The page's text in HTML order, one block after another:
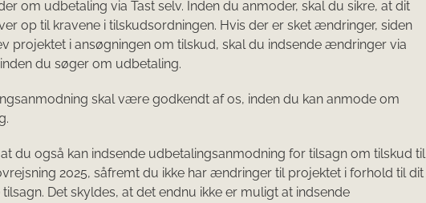
om udbetaling via Tast selv. Inden du anmoder, skal du sikre, at dit
op til kravene i tilskudsordningen. Hvis der er sket ændringer, siden
projektet i ansøgningen om tilskud, skal du indsende ændringer via
du søger om udbetaling.
skal være godkendt af os, inden du kan anmode om
du også kan indsende udbetalingsanmodning for tilsagn om tilskud til
2025, såfremt du ikke har ændringer til projektet i forhold til dit
Det skyldes, at det endnu ikke er muligt at indsende